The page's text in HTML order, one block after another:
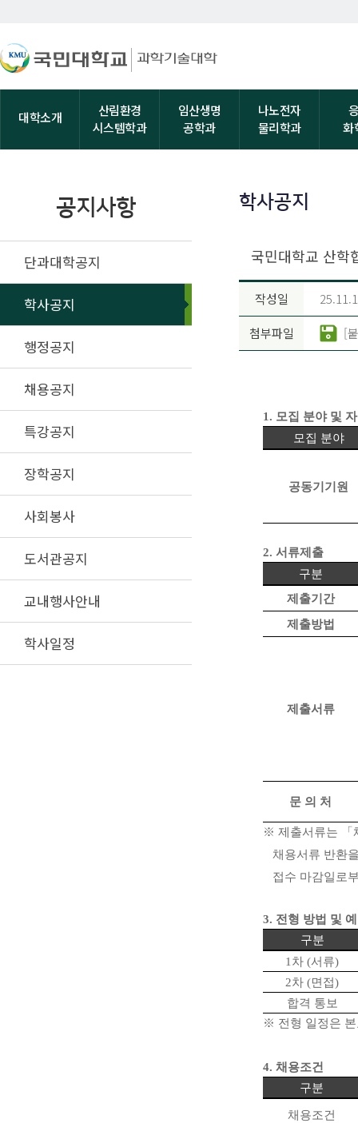
대학소개
산림환경
시스템학과
임산생명
공학과
나노전자
물리학과
화
공지사항
단과대학공지
학사공지
행정공지
채용공지
특강공지
장학공지
사회봉사
도서관공지
교내행사안내
학사일정
학사공지
국민대학교 산학
작성일
첨부파일 [
1. 모집 분야 및
모집 분야
공동기기원
2. 서류제출
구분
제출기간
제출방법
제출서류
문 의 처
※ 제출서류는 「
채용서류 반환
접수 마감일로
3. 전형 방법 및
구분
1차 (서류)
2차 (면접)
합격 통보
※ 전형 일정은
4. 채용조건
구분
채용조건